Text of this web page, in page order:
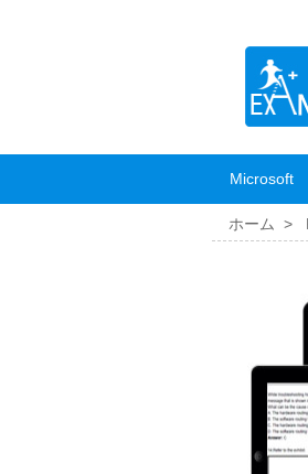
Microsoft
ホーム >